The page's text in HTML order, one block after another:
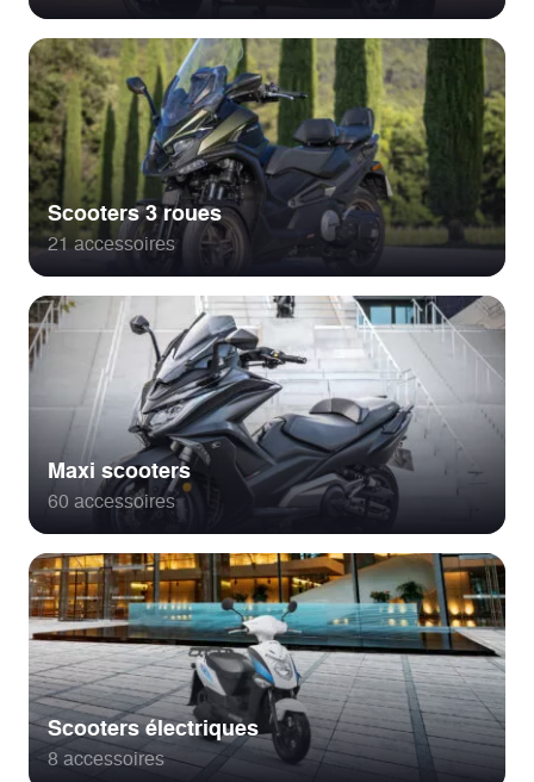
Scooters 3 roues
21 accessoires
Maxi scooters
60 accessoires
Scooters électriques
8 accessoires